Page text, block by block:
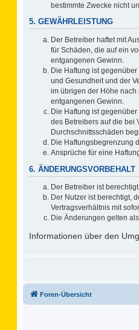
bestimmte Zwecke nicht
5. GEWÄHRLEISTUNG
Der Betreiber haftet mit
für Schäden, die auf ein
entgangenen Gewinn.
Die Haftung ist
und Gesundheit und der
im übrigen der Höhe
entgangenen Gewinn.
Die Haftung ist
des Betreibers auf die bei
Durchschnittsschäden
Die Haftungsbegrenzung
Ansprüche für eine
6. ÄNDERUNGSVORBEHALT
Der Betreiber ist
Der Nutzer ist berechtigt,
Vertragsverhältnis mit
Die Änderungen gelten
Informationen über den
Foren-Übersicht